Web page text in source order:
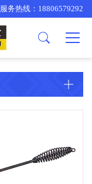
服务热线：18806579292